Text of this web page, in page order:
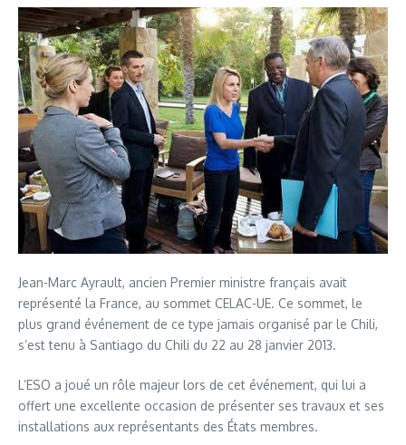
Jean-Marc Ayrault, ancien Premier ministre français avait
représenté la France, au sommet CELAC-UE. Ce sommet, le
plus grand événement de ce type jamais organisé par le Chili,
s’est tenu à Santiago du Chili du 22 au 28 janvier 2013.
L’ESO a joué un rôle majeur lors de cet événement, qui lui a
offert une excellente occasion de présenter ses travaux et ses
installations aux représentants des États membres.